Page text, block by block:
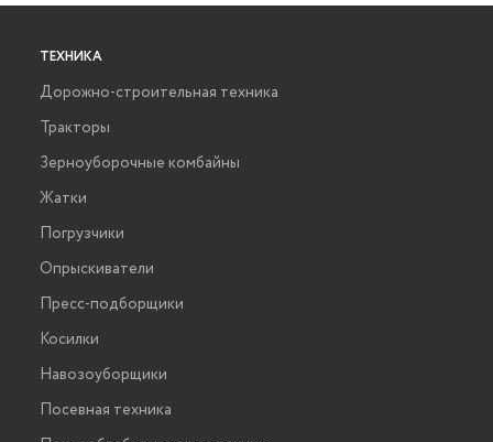
ТЕХНИКА
Дорожно-строительная техника
Тракторы
Зерноуборочные комбайны
Жатки
Погрузчики
Опрыскиватели
Пресс-подборщики
Косилки
Навозоуборщики
Посевная техника